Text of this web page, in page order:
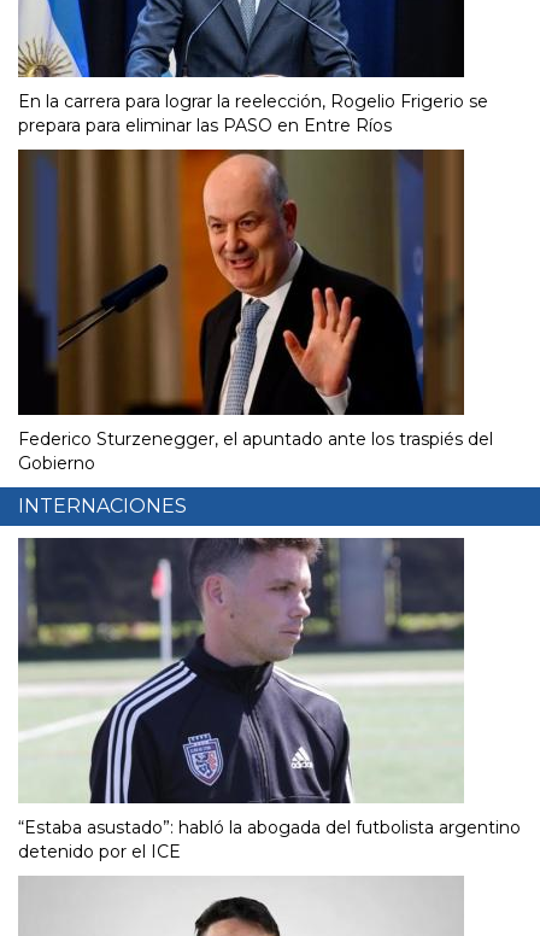
En la carrera para lograr la reelección, Rogelio Frigerio se
prepara para eliminar las PASO en Entre Ríos
Federico Sturzenegger, el apuntado ante los traspiés del
Gobierno
INTERNACIONES
“Estaba asustado”: habló la abogada del futbolista argentino
detenido por el ICE